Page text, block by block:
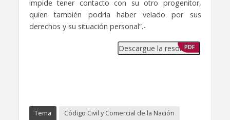
impide tener contacto con su otro progenitor,
quien también podría haber velado por sus
derechos y su situación personal”.-
Descargue la resolución
PDF
Tema Código Civil y Comercial de la Nación